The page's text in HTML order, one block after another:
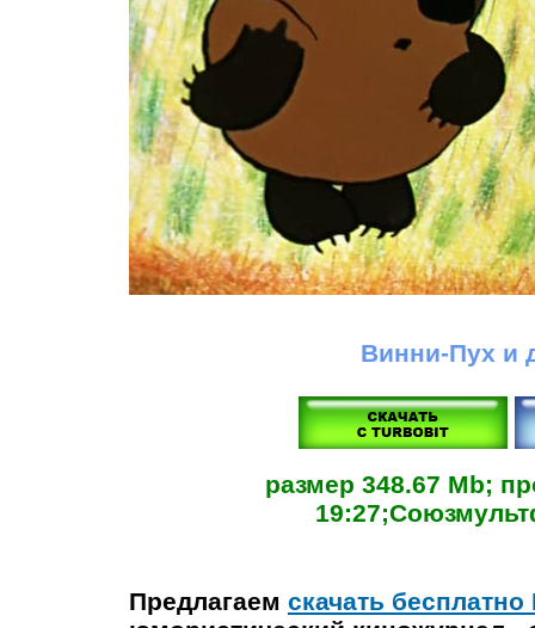
Винни-Пух и
размер 348.67 Mb;
Предлагаем скачать